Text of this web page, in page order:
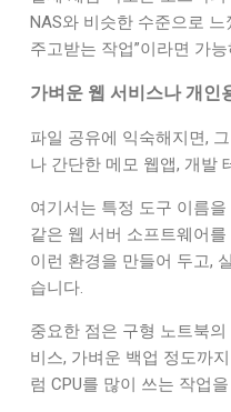
NAS와 비슷한 수준으로
주고받는 작업”이라면 가
가벼운 웹 서비스나 개인
파일 공유에 익숙해지면,
나 간단한 메모 웹앱, 개발
여기서는 특정 도구 이름
같은 웹 서버 소프트웨어
이런 환경을 만들어 두고,
습니다.
중요한 점은 구형 노트북
비스, 가벼운 백업 정도까
럼 CPU를 많이 쓰는 작업